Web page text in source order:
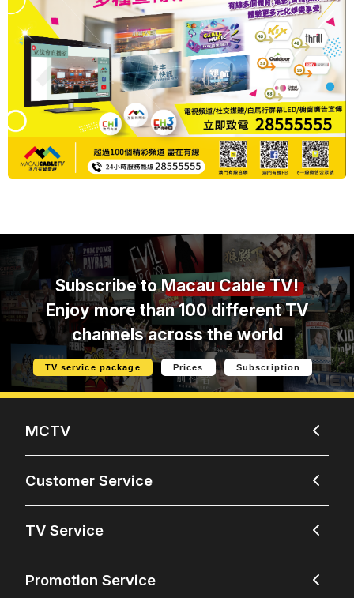
Subscribe toMacau Cable TV!
Enjoy more than 100 different TV
channels across the world
TV service package Prices Subscription
MCTV
Customer Service
TV Service
Promotion Service